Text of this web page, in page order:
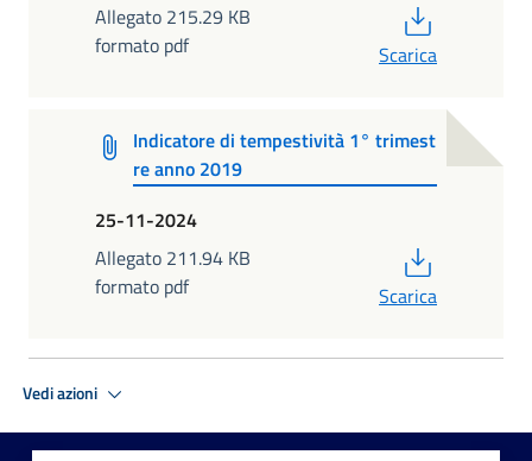
Allegato 215.29 KB
formato pdf
Scarica
Indicatore di tempestività 1° trimest
re anno 2019
25-11-2024
Allegato 211.94 KB
formato pdf
Scarica
Vedi azioni